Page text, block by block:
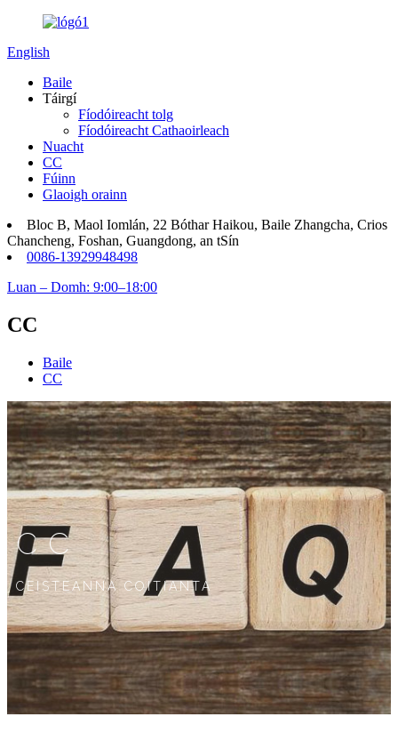
English
Baile
Táirgí
Fíodóireacht tolg
Fíodóireacht Cathaoirleach
Nuacht
CC
Fúinn
Glaoigh orainn
Bloc B, Maol Iomlán, 22 Bóthar Haikou, Baile Zhangcha, Crios
Chancheng, Foshan, Guangdong, an tSín
0086-13929948498
Luan – Domh: 9:00–18:00
CC
Baile
CC
CC
CEISTEANNA COITIANTA